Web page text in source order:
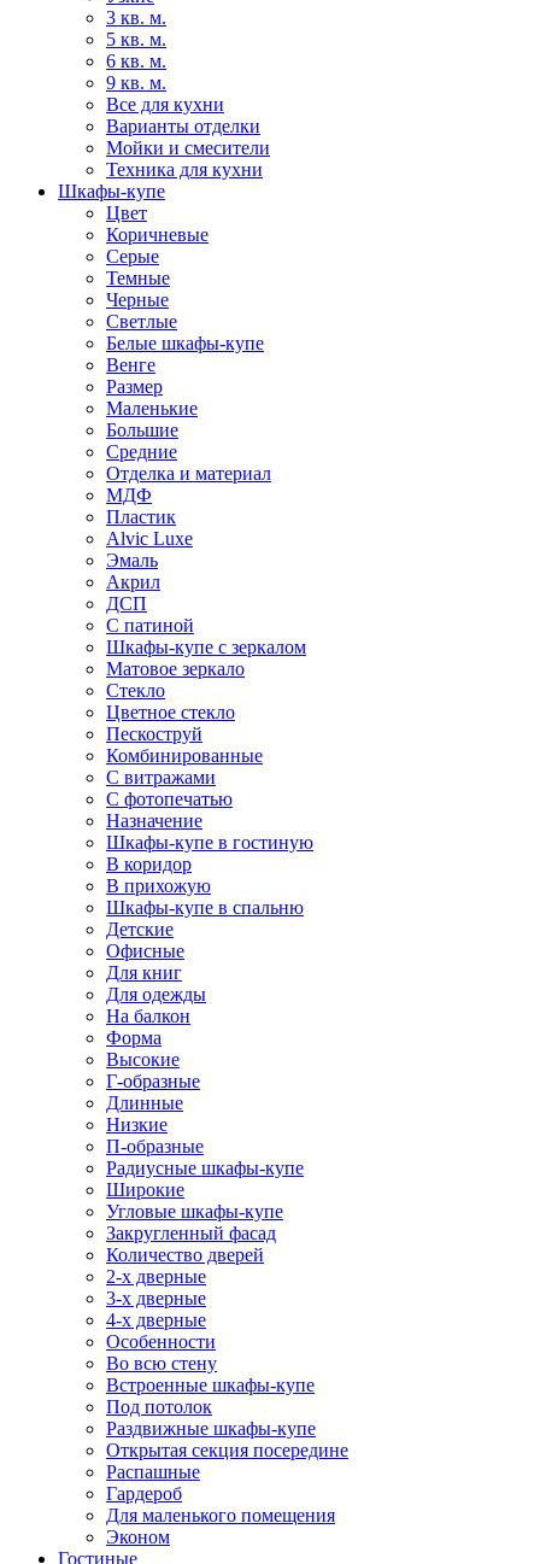
3 кв. м.
5 кв. м.
6 кв. м.
9 кв. м.
Все для кухни
Варианты отделки
Мойки и смесители
Техника для кухни
Шкафы-купе
Цвет
Коричневые
Серые
Темные
Черные
Светлые
Белые шкафы-купе
Венге
Размер
Маленькие
Большие
Средние
Отделка и материал
МДФ
Пластик
Alvic Luxe
Эмаль
Акрил
ДСП
С патиной
Шкафы-купе с зеркалом
Матовое зеркало
Стекло
Цветное стекло
Пескоструй
Комбинированные
С витражами
С фотопечатью
Назначение
Шкафы-купе в гостиную
В коридор
В прихожую
Шкафы-купе в спальню
Детские
Офисные
Для книг
Для одежды
На балкон
Форма
Высокие
Г-образные
Длинные
Низкие
П-образные
Радиусные шкафы-купе
Широкие
Угловые шкафы-купе
Закругленный фасад
Количество дверей
2-х дверные
3-х дверные
4-х дверные
Особенности
Во всю стену
Встроенные шкафы-купе
Под потолок
Раздвижные шкафы-купе
Открытая секция посередине
Распашные
Гардероб
Для маленького помещения
Эконом
Гостиные